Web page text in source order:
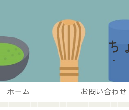
ち
ホーム お問い合わせ